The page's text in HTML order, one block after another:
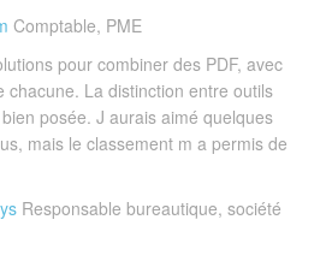
Comptable, PME
pour combiner des PDF, avec
chacune. La distinction entre outils
posée. J aurais aimé quelques
mais le classement m a permis de
Responsable bureautique, société